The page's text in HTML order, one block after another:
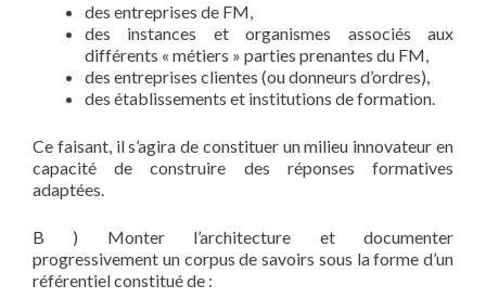
des entreprises de FM,
des instances et organismes associés aux
différents « métiers » parties prenantes du FM,
des entreprises clientes (ou donneurs d’ordres),
des établissements et institutions de formation.
Ce faisant, il s’agira de constituer un milieu innovateur en
capacité de construire des réponses formatives
adaptées.
B ) Monter l’architecture et documenter
progressivement un corpus de savoirs sous la forme d’un
référentiel constitué de :